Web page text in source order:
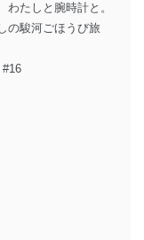
たしと腕時計と。
の駿河ごほうび旅